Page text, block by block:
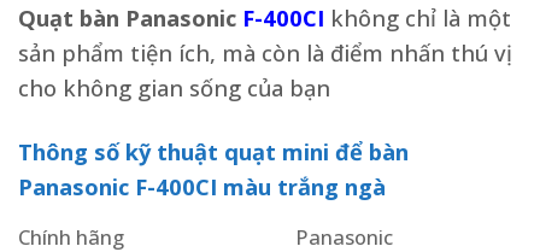
Quạt bàn Panasonic F-400CI không chỉ là một
sản phẩm tiện ích, mà còn là điểm nhấn thú vị
cho không gian sống của bạn
Thông số kỹ thuật quạt mini để bàn
Panasonic F-400CI màu trắng ngà
Chính hãng Panasonic